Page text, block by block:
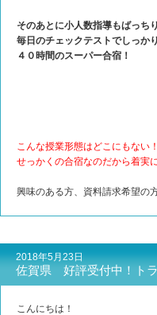
そのあとに小人数指導もばっち
毎日のチェックテストでしっか
４０時間のスーパー合宿！
こんな授業形態はどこにもない
せっかくの合宿なのだから着実
興味のある方、資料請求希望の
2018年5月23日
佐賀県 好評受付中！ト
こんにちは！